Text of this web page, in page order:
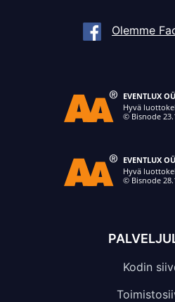
Olemme
Kodin